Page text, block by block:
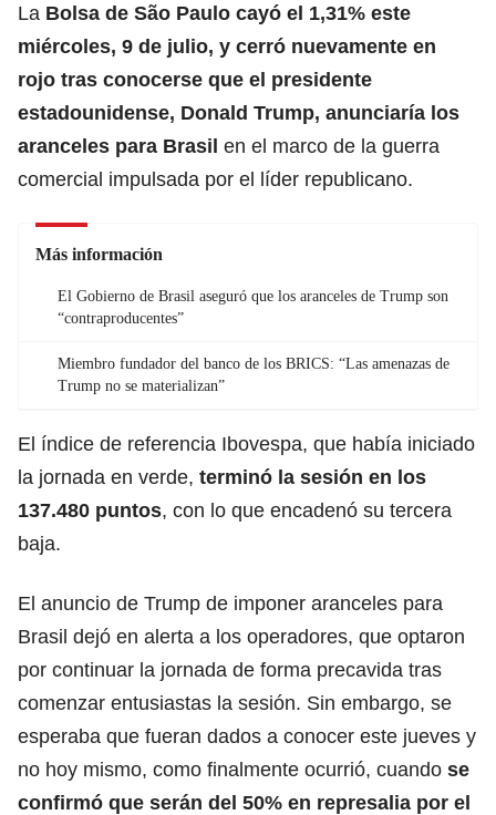
La Bolsa de São Paulo cayó el 1,31% este
miércoles, 9 de julio, y cerró nuevamente en
rojo tras conocerse que el presidente
estadounidense, Donald Trump, anunciaría los
aranceles para Brasil en el marco de la guerra
comercial impulsada por el líder republicano.
Más información
El Gobierno de Brasil aseguró que los aranceles de Trump son
“contraproducentes”
Miembro fundador del banco de los BRICS: “Las amenazas de
Trump no se materializan”
El índice de referencia Ibovespa, que había iniciado
la jornada en verde, terminó la sesión en los
137.480 puntos, con lo que encadenó su tercera
baja.
El anuncio de Trump de imponer aranceles para
Brasil dejó en alerta a los operadores, que optaron
por continuar la jornada de forma precavida tras
comenzar entusiastas la sesión. Sin embargo, se
esperaba que fueran dados a conocer este jueves y
no hoy mismo, como finalmente ocurrió, cuando se
confirmó que serán del 50% en represalia por el